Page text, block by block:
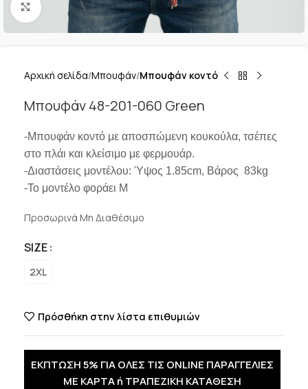
Κλικ για μεγέθυνση
Αρχική σελίδα Μπουφάν Μπουφάν κοντό
Μπουφάν 48-201-060 Green
-Μπουφάν κοντό με αποσπώμενη κουκούλα, τσέπες
στο πλάι και κλείσιμο με φερμουάρ.
-Διαστάσεις μοντέλου: Ύψος 1.85cm, Βάρος 83kg
-Το μοντέλο φοράει M
Προσωρινά Μη Διαθέσιμο
SIZE
2XL
Πρόσθήκη στην λίστα επιθυμιών
ΕΚΠΤΩΣΗ 5% ΓΙΑ ΟΛΕΣ ΤΙΣ ONLINE ΠΑΡΑΓΓΕΛΙΕΣ
ΜΕ ΚΑΡΤΑ ή ΤΡΑΠΕΖΙΚΗ ΚΑΤΑΘΕΣΗ